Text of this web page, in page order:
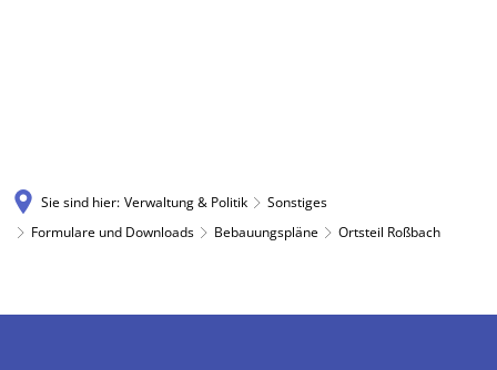
Sie sind hier: Verwaltung & Politik
Sonstiges
Formulare und Downloads
Bebauungspläne Ortsteil Roßbach